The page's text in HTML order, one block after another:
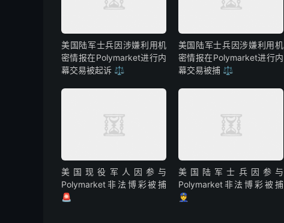
美国陆军士兵因涉嫌利用机
密情报在Polymarket进行内
幕交易被起诉 ⚖️
美国陆军士兵因涉嫌利用机
密情报在Polymarket进行内
幕交易被捕 ⚖️
美国现役军人因参与
Polymarket非法博彩被捕
🚨
美国陆军士兵因参与
Polymarket非法博彩被捕
👮